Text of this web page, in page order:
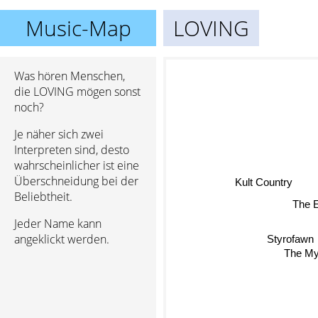
Music-Map LOVING
Was hören Menschen,
die LOVING mögen sonst
noch?
Je näher sich zwei
Interpreten sind, desto
wahrscheinlicher ist eine
Überschneidung bei der
Beliebtheit.
Jeder Name kann
angeklickt werden.
The
The
Styrofawn
Kult Country